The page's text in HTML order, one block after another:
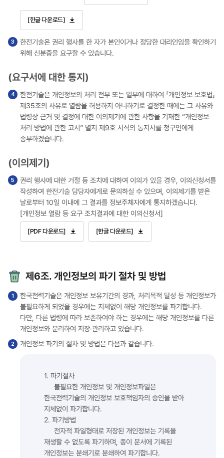
[한글 다운로드]
한전기술은 권리 행사를 한 자가 본인이거나 정당한 대리인임을 확인하기
위해 신분증을 요구할 수 있습니다.
(요구서에 대한 통지)
한전기술은 개인정보의 처리 전부 또는 일부에 대하여 「개인정보 보호법」
제35조의 사유로 열람을 허용하지 아니하기로 결정한 때에는 그 사유와
법령상 근거 및 결정에 대한 이의제기에 관한 사항을 기재한 “개인정보
처리 방법에 관한 고시” 별지 제9호 서식의 통지서를 청구인에게
송부하겠습니다.
(이의제기)
권리 행사에 대한 거절 등 조치에 대하여 이의가 있을 경우, 이의신청서를
작성하여 한전기술 담당자에게로 문의하실 수 있으며, 이의제기를 받은
날로부터 10일 이내에 그 결과를 정보주체자에게 통지하겠습니다.
[개인정보 열람 등 요구 조치결과에 대한 이의신청서]
[PDF 다운로드] [한글 다운로드]
제6조. 개인정보의 파기 절차 및 방법
한국전력기술은 개인정보 보유기간의 경과, 처리목적 달성 등 개인정보가
불필요하게 되었을 경우에는 지체없이 해당 개인정보를 파기합니다.
다만, 다른 법령에 따라 보존하여야 하는 경우에는 해당 개인정보를 다른
개인정보와 분리하여 저장·관리하고 있습니다.
개인정보 파기의 절차 및 방법은 다음과 같습니다.
1. 파기절차
불필요한 개인정보 및 개인정보파일은
한국전력기술의 개인정보 보호책임자의 승인을 받아
지체없이 파기합니다.
2. 파기방법
전자적 파일형태로 저장된 개인정보는 기록을
재생할 수 없도록 파기하며, 종이 문서에 기록된
개인정보는 분쇄기로 분쇄하여 파기합니다.